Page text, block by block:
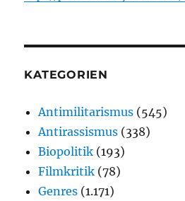
KATEGORIEN
Antimilitarismus (545)
Antirassismus (338)
Biopolitik (193)
Filmkritik (78)
Genres (1.171)